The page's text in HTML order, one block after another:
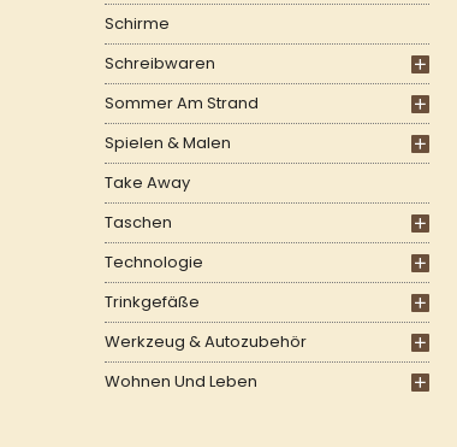
Schirme
Schreibwaren
Sommer Am Strand
Spielen & Malen
Take Away
Taschen
Technologie
Trinkgefäße
Werkzeug & Autozubehör
Wohnen Und Leben